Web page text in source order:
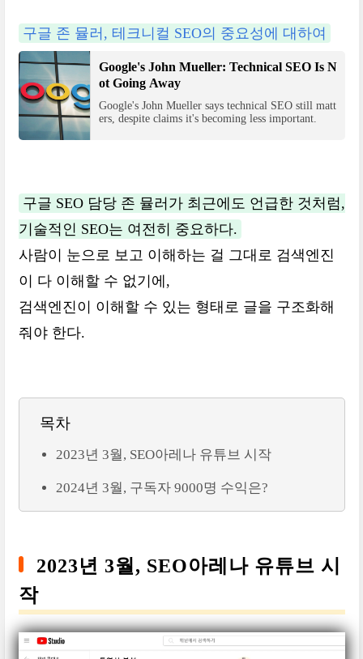
구글 존 뮬러, 테크니컬 SEO의 중요성에 대하여
Google's John Mueller: Technical SEO Is N
ot Going Away
Google's John Mueller says technical SEO still matt
ers, despite claims it's becoming less important.
구글 SEO 담당 존 뮬러가 최근에도 언급한 것처럼,
기술적인 SEO는 여전히 중요하다.
사람이 눈으로 보고 이해하는 걸 그대로 검색엔진
이 다 이해할 수 없기에,
검색엔진이 이해할 수 있는 형태로 글을 구조화해
줘야 한다.
목차
2023년 3월, SEO아레나 유튜브 시작
2024년 3월, 구독자 9000명 수익은?
2023년 3월, SEO아레나 유튜브 시
작